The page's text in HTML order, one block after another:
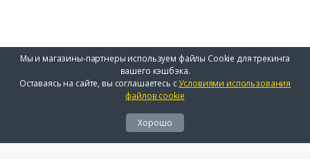
Мы и магазины-партнеры используем файлы Cookie для трекинга
вашего кэшбэка.
Оставаясь на сайте, вы соглашаетесь сУсловиями использования
файлов cookie
Хорошо